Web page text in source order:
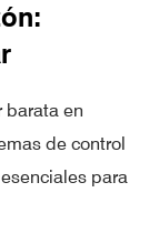
barata en
de control
para